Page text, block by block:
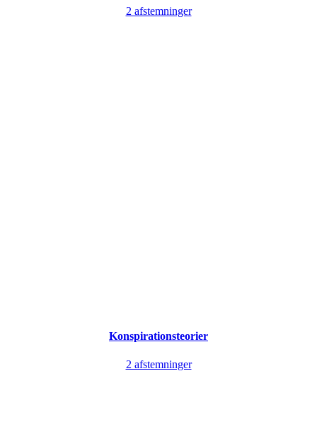
2 afstemninger
Konspirationsteorier
2 afstemninger